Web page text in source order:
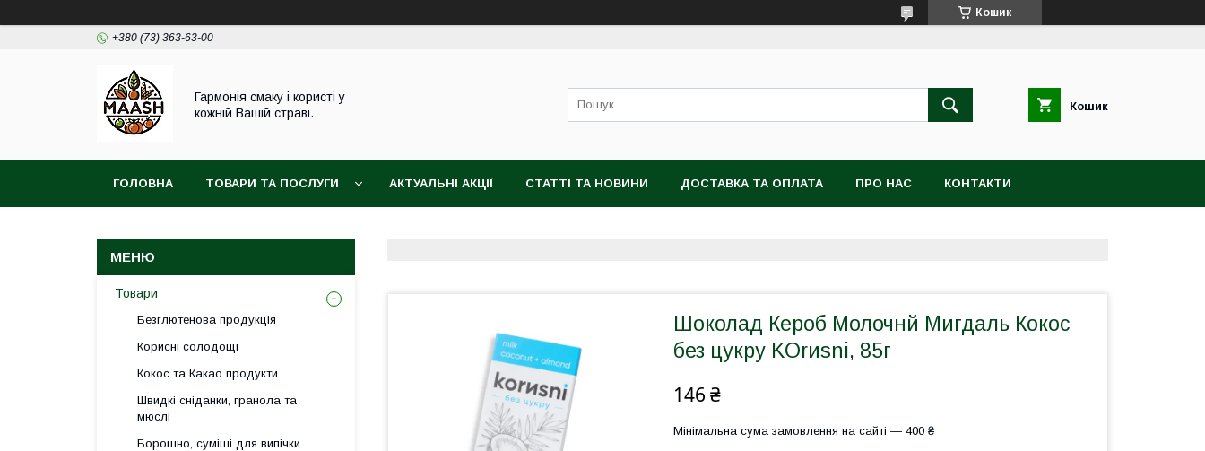
Кошик
+380 (73) 363-63-00
Гармонія смаку і користі у
кожній Вашій страві.
Кошик
ГОЛОВНА ТОВАРИ ТА ПОСЛУГИ АКТУАЛЬНІ АКЦІЇ СТАТТІ ТА НОВИНИ ДОСТАВКА ТА ОПЛАТА ПРО НАС КОНТАКТИ
Шоколад Кероб Молочнй Мигдаль Кокос
без цукру KOrиsni, 85г
146 ₴
Мінімальна сума замовлення на сайті — 400 ₴
Товари
Безглютенова продукція
Корисні солодощі
Кокос та Какао продукти
Швидкі сніданки, гранола та
мюслі
Борошно, суміші для випічки